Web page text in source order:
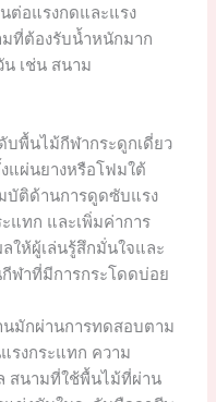
ต่อแรงกดและแรง
มที่ต้องรับน้ำหนักมาก
เช่น สนาม
พื้นไม้กีฬากระดูกเดี่ยว
แผ่นยางหรือโฟมใต้
บัติด้านการดูดซับแรง
แทก และเพิ่มค่าการ
ให้ผู้เล่นรู้สึกมั่นใจและ
ฬาที่มีการกระโดดบ่อย
มักผ่านการทดสอบตาม
รงกระแทก ความ
สนามที่ใช้พื้นไม้ที่ผ่าน